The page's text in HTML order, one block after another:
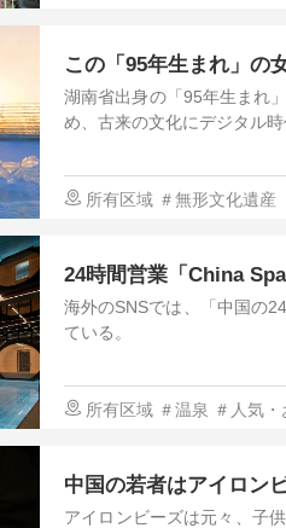
この「95年生まれ」の
湖南省出身の「95年生まれ
め、古来の文化にデジタル
所有区域 ＃無形文化遺産
24時間営業「China
海外のSNSでは、「中国の
ている。
所有区域 ＃温泉 ＃人気
中国の若者はアイロン
アイロンビーズは元々、子